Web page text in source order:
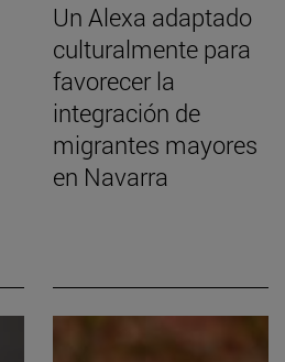
Un Alexa adaptado
culturalmente para
favorecer la
integración de
migrantes mayores
en Navarra